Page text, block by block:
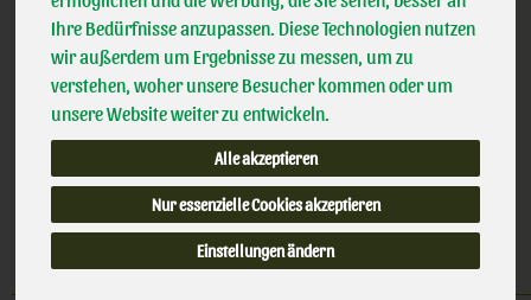
Ihre Bedürfnisse anzupassen. Diese Technologien nutzen
wir außerdem um Ergebnisse zu messen, um zu
verstehen, woher unsere Besucher kommen oder um
unsere Website weiter zu entwickeln.
Alle akzeptieren
Nur essenzielle Cookies akzeptieren
Einstellungen ändern
Anzahl
3,19€